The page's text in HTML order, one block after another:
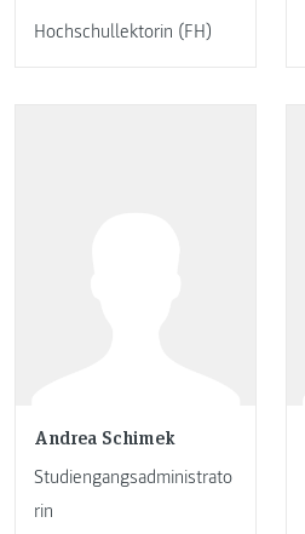
Hochschullektorin (FH)
Andrea Schimek
Studiengangsadministrato
rin